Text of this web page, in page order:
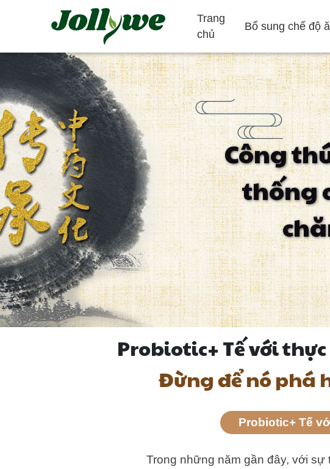
Trang
chủ
Bổ sung chế độ
Giảm táo bón
Bổ sung giảm
Bổ sung làm đẹp
Tăng
thống
Máy tính bảng/Thuốc Viên nang gelatin
Công
thống
Probiotic+ Tế với
Đừng để nó phá
Probiotic+ Tế
Trong những năm gần đây, với